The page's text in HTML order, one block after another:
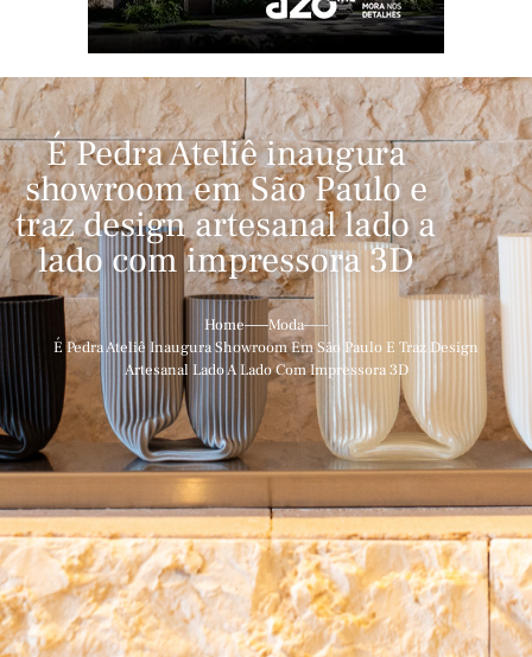
É Pedra Ateliê inaugura
showroom em São Paulo e
traz design artesanal lado a
lado com impressora 3D
Home
Moda
É Pedra Ateliê Inaugura Showroom Em São Paulo E Traz Design
Artesanal Lado A Lado Com Impressora 3D